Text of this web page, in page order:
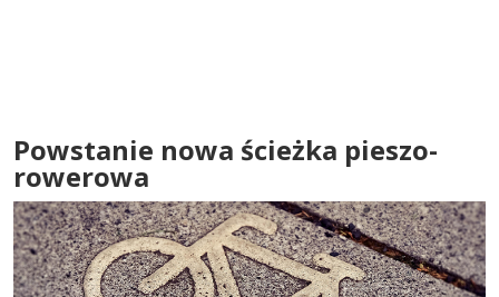
Powstanie nowa ścieżka pieszo-
rowerowa